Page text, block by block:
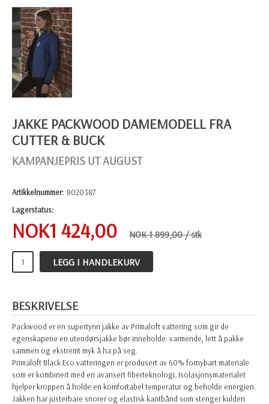
JAKKE PACKWOOD DAMEMODELL FRA
CUTTER & BUCK
KAMPANJEPRIS UT AUGUST
Artikkelnummer: 8020387
Lagerstatus:
NOK1 424,00 NOK 1 899,00/ stk
LEGG I HANDLEKURV
BESKRIVELSE
Packwood er en supertynn jakke av Primaloft vattering som gir de
egenskapene en utendørsjakke bør inneholde: varmende, lett å pakke
sammen og ekstremt myk å ha på seg.
Primaloft Black Eco vatteringen er produsert av 60% fornybart materiale
som er kombinert med en avansert fiberteknologi. Isolasjonsmaterialet
hjelper kroppen å holde en komfortabel temperatur og beholde energien.
Jakken har justerbare snorer og elastisk kantbånd som stenger kulden